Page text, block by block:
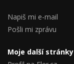
Napiš mi e-mail
Pošli mi zprávu
Moje další stránky